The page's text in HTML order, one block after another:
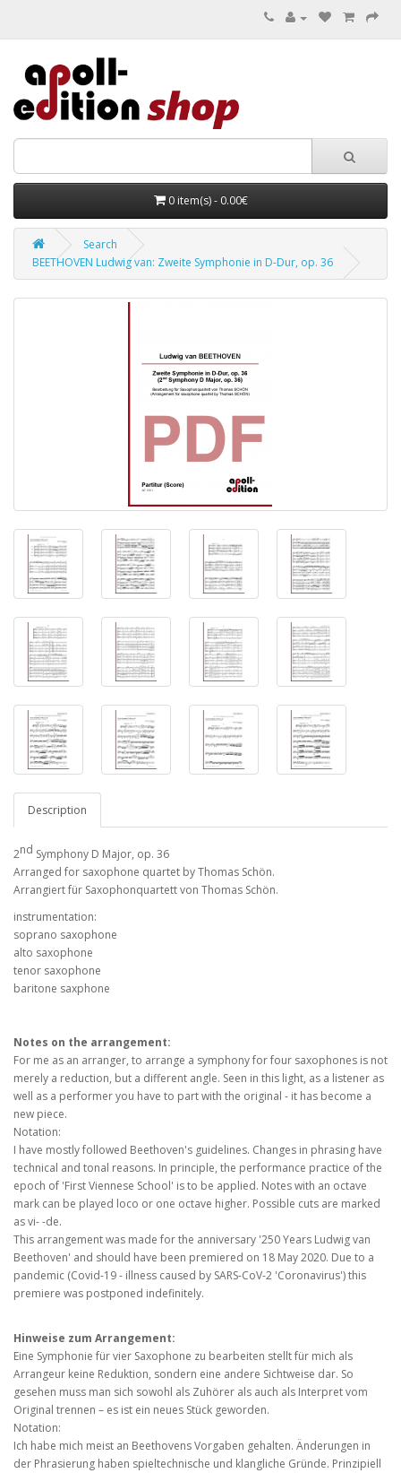
0 item(s) - 0.00€
Search
BEETHOVEN Ludwig van: Zweite Symphonie in D-Dur, op. 36
Description
2nd Symphony D Major, op. 36
Arranged for saxophone quartet by Thomas Schön.
Arrangiert für Saxophonquartett von Thomas Schön.
instrumentation:
soprano saxophone
alto saxophone
tenor saxophone
baritone saxphone
Notes on the arrangement:
For me as an arranger, to arrange a symphony for four saxophones is not
merely a reduction, but a different angle. Seen in this light, as a listener as
well as a performer you have to part with the original - it has become a
new piece.
Notation:
I have mostly followed Beethoven's guidelines. Changes in phrasing have
technical and tonal reasons. In principle, the performance practice of the
epoch of 'First Viennese School' is to be applied. Notes with an octave
mark can be played loco or one octave higher. Possible cuts are marked
as vi- -de.
This arrangement was made for the anniversary '250 Years Ludwig van
Beethoven' and should have been premiered on 18 May 2020. Due to a
pandemic (Covid-19 - illness caused by SARS-CoV-2 'Coronavirus') this
premiere was postponed indefinitely.
Hinweise zum Arrangement:
Eine Symphonie für vier Saxophone zu bearbeiten stellt für mich als
Arrangeur keine Reduktion, sondern eine andere Sichtweise dar. So
gesehen muss man sich sowohl als Zuhörer als auch als Interpret vom
Original trennen – es ist ein neues Stück geworden.
Notation:
Ich habe mich meist an Beethovens Vorgaben gehalten. Änderungen in
der Phrasierung haben spieltechnische und klangliche Gründe. Prinzipiell